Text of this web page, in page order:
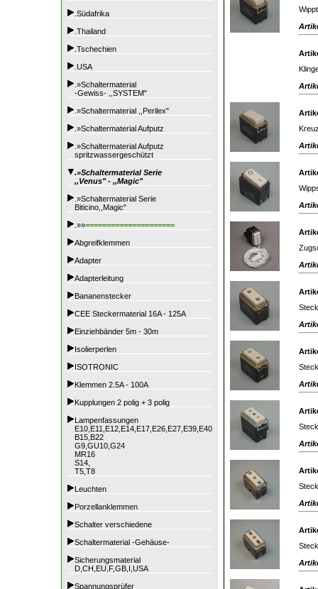
.Südafrika
.Thailand
.Tschechien
.USA
.»Schaltermaterial
-Gewiss- ,,SYSTEM"
.»Schaltermaterial ,,Perilex"
.»Schaltermaterial Aufputz
.»Schaltermaterial Aufputz
spritzwassergeschützt
.»Schaltermaterial Serie
,,Venus" - ,,Magic"
.»Schaltermaterial Serie
Biticino,,Magic"
.»»=====================
Abgreifklemmen
Adapter
Adapterleitung
Bananenstecker
CEE Steckermaterial 16A - 125A
Einziehbänder 5m - 30m
Isolierperlen
ISOTRONIC
Klemmen 2.5A - 100A
Kupplungen 2 polig + 3 polig
Lampenfassungen
E10,E11,E12,E14,E17,E26,E27,E39,E40
B15,B22
G9,GU10,G24
MR16
S14,
T5,T8
Leuchten
Porzellanklemmen
Schalter verschiedene
Schaltermaterial -Gehäuse-
Sicherungsmaterial
D,CH,EU,F,GB,I,USA
Spannungsprüfer